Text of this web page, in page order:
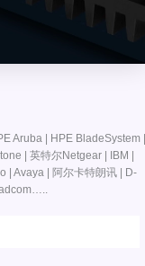
Aruba | HPE BladeSystem |
| 英特尔Netgear | IBM |
| Avaya | 阿尔卡特朗讯 | D-